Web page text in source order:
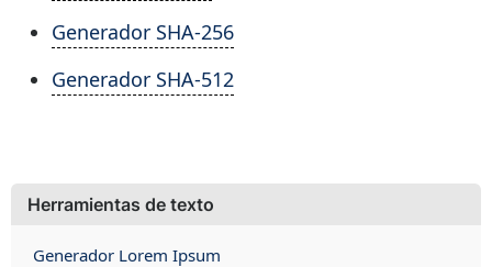
Generador SHA-256
Generador SHA-512
Herramientas de texto
Generador Lorem Ipsum